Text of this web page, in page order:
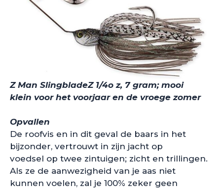
Z Man SlingbladeZ 1/4o z, 7 gram; mooi
klein voor het voorjaar en de vroege zomer
Opvallen
De roofvis en in dit geval de baars in het
bijzonder, vertrouwt in zijn jacht op
voedsel op twee zintuigen; zicht en trillingen.
Als ze de aanwezigheid van je aas niet
kunnen voelen, zal je 100% zeker geen